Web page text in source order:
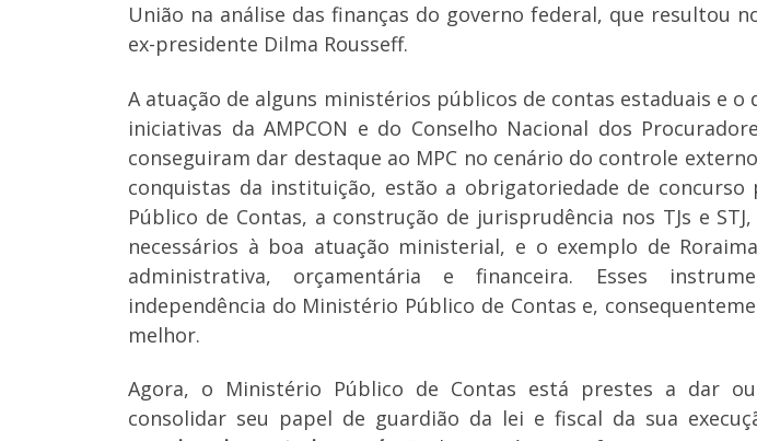
União na análise das finanças do governo federal, que resultou
ex-presidente Dilma Rousseff.
A atuação de alguns ministérios públicos de contas estaduais e o
iniciativas da AMPCON e do Conselho Nacional dos
conseguiram dar destaque ao MPC no cenário do controle
conquistas da instituição, estão a obrigatoriedade de
Público de Contas, a construção de jurisprudência nos TJs e
necessários à boa atuação ministerial, e o exemplo de
administrativa, orçamentária e financeira. Esses
independência do Ministério Público de Contas e,
melhor.
Agora, o Ministério Público de Contas está prestes a dar
consolidar seu papel de guardião da lei e fiscal da sua